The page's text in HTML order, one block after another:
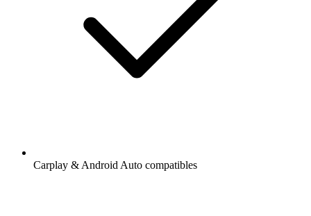
Carplay & Android Auto compatibles